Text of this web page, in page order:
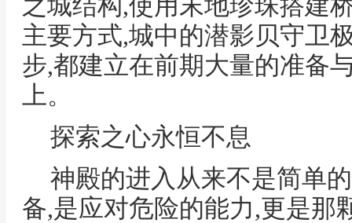
主要方式,城中的潜影贝守卫
步,都建立在前期大量的准备
上。
探索之心永恒不息
神殿的进入从来不是简单
备,是应对危险的能力,更是那